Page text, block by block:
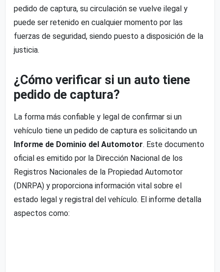
pedido de captura, su circulación se vuelve ilegal y
puede ser retenido en cualquier momento por las
fuerzas de seguridad, siendo puesto a disposición de la
justicia.
¿Cómo verificar si un auto tiene
pedido de captura?
La forma más confiable y legal de confirmar si un
vehículo tiene un pedido de captura es solicitando un
Informe de Dominio del Automotor. Este documento
oficial es emitido por la Dirección Nacional de los
Registros Nacionales de la Propiedad Automotor
(DNRPA) y proporciona información vital sobre el
estado legal y registral del vehículo. El informe detalla
aspectos como: